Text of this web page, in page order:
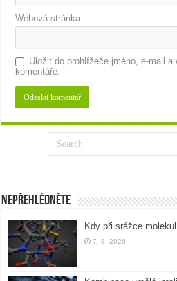
Webová stránka
Uložit do prohlížeče jméno, e-mail
komentáře.
Nepřehlédněte
Kdy při srážce
7. 8. 2026